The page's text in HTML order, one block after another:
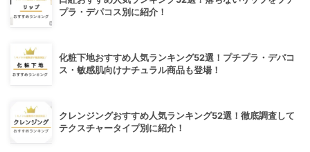
プラ・デパコス別に紹介！
化粧下地おすすめ人気ランキング52選！プチプラ・デパコ
ス・敏感肌向けナチュラル商品も登場！
クレンジングおすすめ人気ランキング52選！徹底調査して
テクスチャータイプ別に紹介！